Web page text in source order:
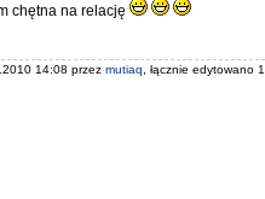
chętna na relację
14:08 przezmutiaq, łącznie edytowano